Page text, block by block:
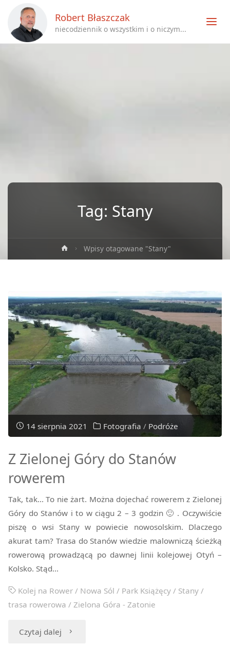
Robert Błaszczak
niecodziennik o wszystkim i o niczym...
Tag: Stany
Strona
główna
Wpisy otagowane "Stany"
14 sierpnia 2021 Fotografia / Podróże
Z Zielonej Góry do Stanów
rowerem
Tak, tak… To nie żart. Można dojechać rowerem z Zielonej
Góry do Stanów i to w ciągu 2 – 3 godzin 🙂 . Oczywiście
piszę o wsi Stany w powiecie nowosolskim. Dlaczego
akurat tam? Trasa do Stanów wiedzie malowniczą ścieżką
rowerową prowadzącą po dawnej linii kolejowej Otyń –
Kolsko. Stąd…
Kolej na Rower / Nowa Sól / Park Książęcy / Stany /
trasa rowerowa /Zielona Góra - Zatonie
Czytaj dalej "Z